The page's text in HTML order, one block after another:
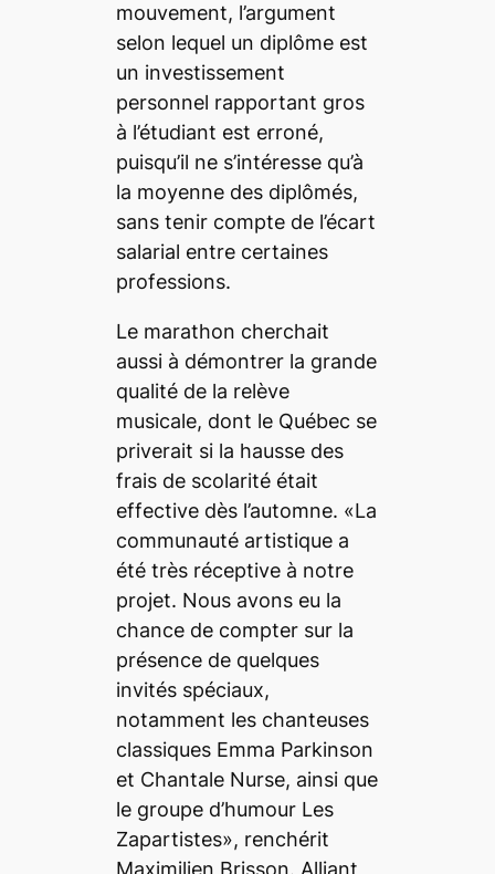
mouvement, l’argument
selon lequel un diplôme est
un investissement
personnel rapportant gros
à l’étudiant est erroné,
puisqu’il ne s’intéresse qu’à
la moyenne des diplômés,
sans tenir compte de l’écart
salarial entre certaines
professions.
Le marathon cherchait
aussi à démontrer la grande
qualité de la relève
musicale, dont le Québec se
priverait si la hausse des
frais de scolarité était
effective dès l’automne. «La
communauté artistique a
été très réceptive à notre
projet. Nous avons eu la
chance de compter sur la
présence de quelques
invités spéciaux,
notamment les chanteuses
classiques Emma Parkinson
et Chantale Nurse, ainsi que
le groupe d’humour Les
Zapartistes», renchérit
Maximilien Brisson. Alliant